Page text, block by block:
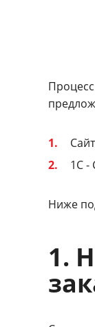
1С -
Ниже
1.